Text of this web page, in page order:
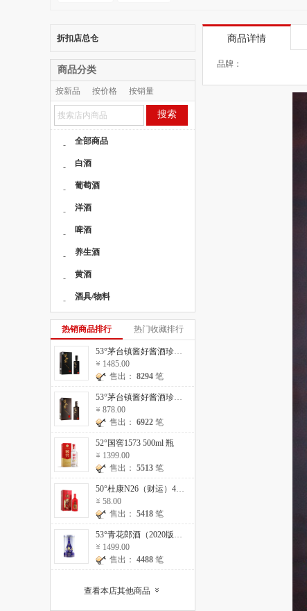
商品详情
品牌：
折扣店总仓
商品分类
按新品 按价格
按销量
按人气
搜索
- 全部商品
- 白酒
- 葡萄酒
- 洋酒
- 啤酒
- 养生酒
- 黄酒
- 酒具/物料
热销商品排行 热门收藏排行
1485.00
售出： 8294 笔
878.00
售出： 6922 笔
52°国窖1573 500ml 瓶
1399.00
售出： 5513 笔
58.00
售出： 5418 笔
1499.00
售出： 4488 笔
查看本店其他商品 »